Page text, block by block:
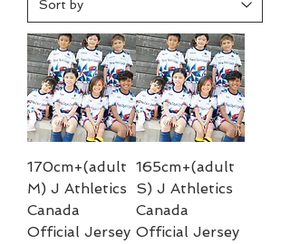
170cm+(adult
M) J Athletics
Canada
Official Jersey
165cm+(adult
S) J Athletics
Canada
Official Jersey